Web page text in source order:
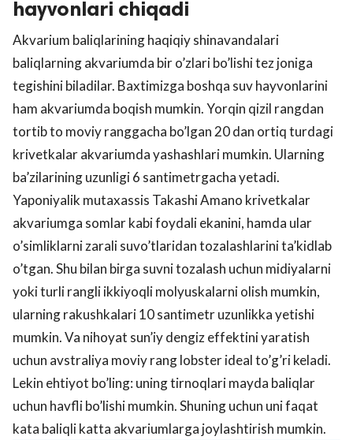
hayvonlari chiqadi
Akvarium baliqlarining haqiqiy shinavandalari
baliqlarning akvariumda bir o’zlari bo’lishi tez joniga
tegishini biladilar. Baxtimizga boshqa suv hayvonlarini
ham akvariumda boqish mumkin. Yorqin qizil rangdan
tortib to moviy ranggacha bo’lgan 20 dan ortiq turdagi
krivetkalar akvariumda yashashlari mumkin. Ularning
ba’zilarining uzunligi 6 santimetrgacha yetadi.
Yaponiyalik mutaxassis Takashi Amano krivetkalar
akvariumga somlar kabi foydali ekanini, hamda ular
o’simliklarni zarali suvo’tlaridan tozalashlarini ta’kidlab
o’tgan. Shu bilan birga suvni tozalash uchun midiyalarni
yoki turli rangli ikkiyoqli molyuskalarni olish mumkin,
ularning rakushkalari 10 santimetr uzunlikka yetishi
mumkin. Va nihoyat sun’iy dengiz effektini yaratish
uchun avstraliya moviy rang lobster ideal to’g’ri keladi.
Lekin ehtiyot bo’ling: uning tirnoqlari mayda baliqlar
uchun havfli bo’lishi mumkin. Shuning uchun uni faqat
kata baliqli katta akvariumlarga joylashtirish mumkin.